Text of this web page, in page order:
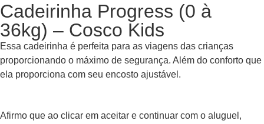
Cadeirinha Progress (0 à
36kg) – Cosco Kids
Essa cadeirinha é perfeita para as viagens das crianças
proporcionando o máximo de segurança. Além do conforto que
ela proporciona com seu encosto ajustável.
Afirmo que ao clicar em aceitar e continuar com o aluguel,